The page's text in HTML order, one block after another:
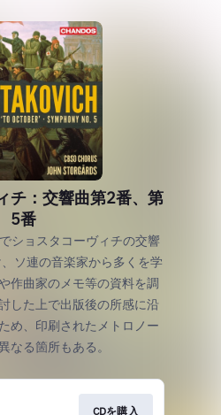
チ：交響曲第2番、第
5番
ショスタコーヴィチの交響
ソ連の音楽家から多くを学
作曲家のメモ等の資料を調
した上で出版後の所感に沿
め、印刷されたメトロノー
なる箇所もある。
CDを購入